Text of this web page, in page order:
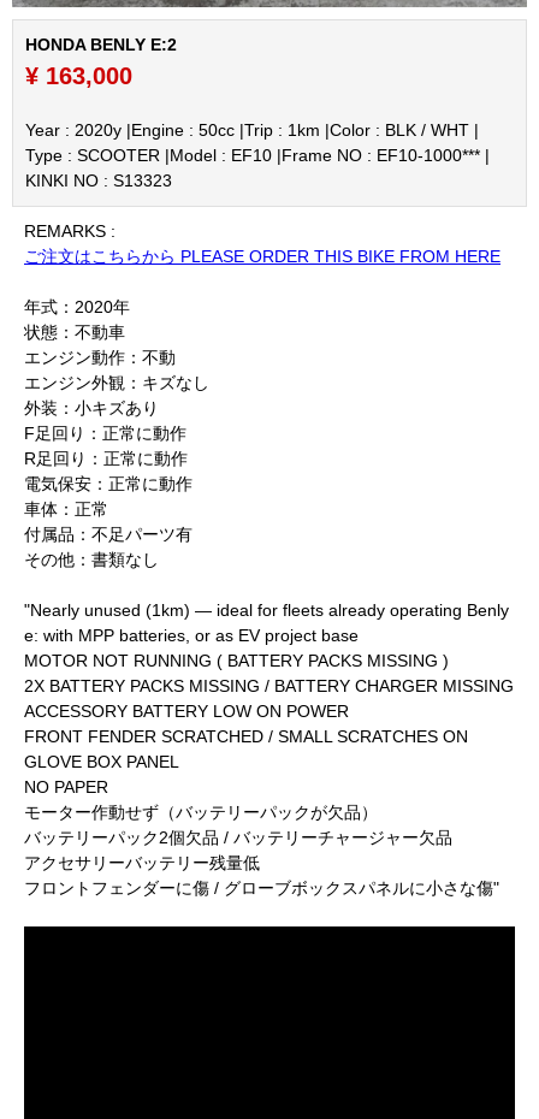
HONDA BENLY E:2
¥ 163,000
Year : 2020y |Engine : 50cc |Trip : 1km |Color : BLK / WHT |
Type : SCOOTER |Model : EF10 |Frame NO : EF10-1000*** |
KINKI NO : S13323
REMARKS :
ご注文はこちらから PLEASE ORDER THIS BIKE FROM HERE
年式：2020年
状態：不動車
エンジン動作：不動
エンジン外観：キズなし
外装：小キズあり
F足回り：正常に動作
R足回り：正常に動作
電気保安：正常に動作
車体：正常
付属品：不足パーツ有
その他：書類なし
"Nearly unused (1km) — ideal for fleets already operating Benly
e: with MPP batteries, or as EV project base
MOTOR NOT RUNNING ( BATTERY PACKS MISSING )
2X BATTERY PACKS MISSING / BATTERY CHARGER MISSING
ACCESSORY BATTERY LOW ON POWER
FRONT FENDER SCRATCHED / SMALL SCRATCHES ON
GLOVE BOX PANEL
NO PAPER
モーター作動せず（バッテリーパックが欠品）
バッテリーパック2個欠品 / バッテリーチャージャー欠品
アクセサリーバッテリー残量低
フロントフェンダーに傷 / グローブボックスパネルに小さな傷"